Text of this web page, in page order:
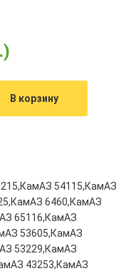
В корзину
54115,КамАЗ
6460,КамАЗ
65116,КамАЗ
53605,КамАЗ
53229,КамАЗ
43253,КамАЗ